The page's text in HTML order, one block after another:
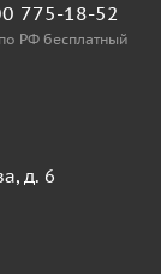
775-18-52
РФ бесплатный
д. 6